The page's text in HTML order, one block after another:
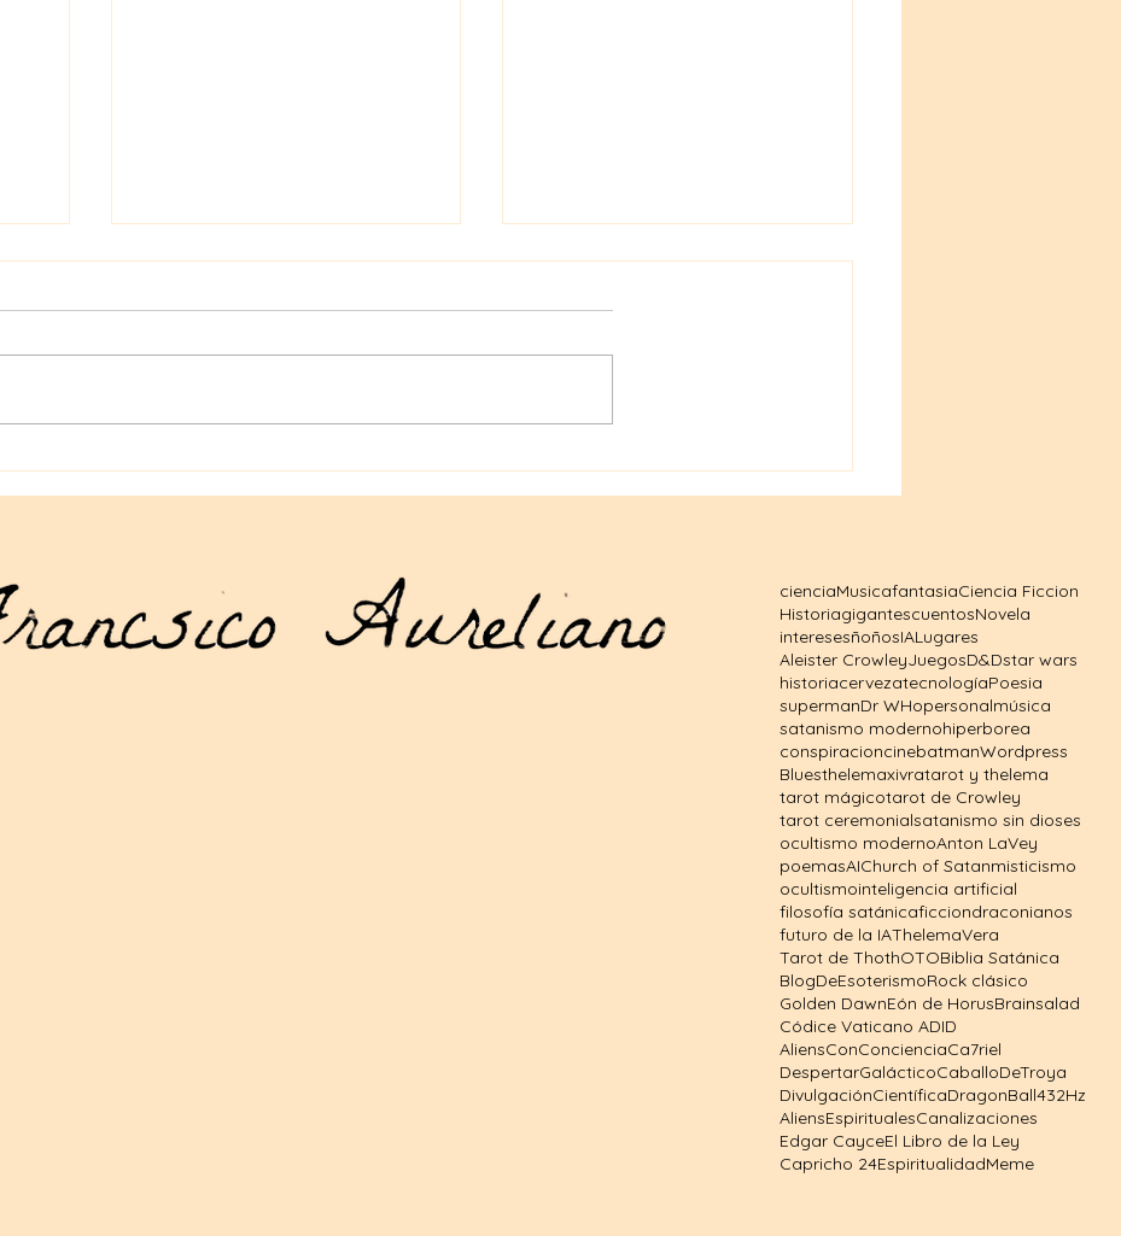
necesitas: artículos geek en
Dragons a precios
cienciaMusicafantasiaCiencia Ficcion
HistoriagigantescuentosNovela
interesesñoñosIALugares
Aleister CrowleyJuegosD&Dstar wars
historiacervezatecnologíaPoesia
supermanDr WHopersonalmúsica
satanismo modernohiperborea
conspiracioncinebatmanWordpress
Bluesthelemaxivratarot y thelema
tarot mágicotarot de Crowley
tarot ceremonialsatanismo sin dioses
ocultismo modernoAnton LaVey
poemasAIChurch of Satanmisticismo
ocultismointeligencia artificial
filosofía satánicaficciondraconianos
futuro de la IAThelemaVera
Tarot de ThothOTOBiblia Satánica
BlogDeEsoterismoRock clásico
Golden DawnEón de HorusBrainsalad
Códice Vaticano ADID
AliensConConcienciaCa7riel
DespertarGalácticoCaballoDeTroya
DivulgaciónCientíficaDragonBall432Hz
AliensEspiritualesCanalizaciones
Edgar CayceEl Libro de la Ley
Capricho 24EspiritualidadMeme